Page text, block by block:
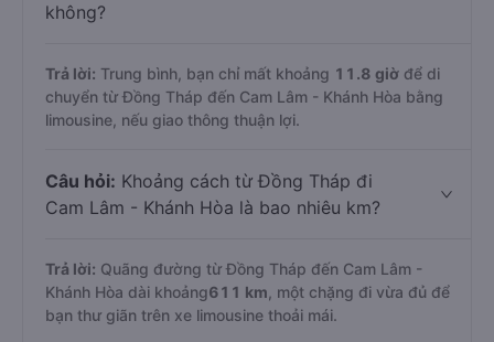
không?
Trả lời: Trung bình, bạn chỉ mất khoảng 11.8 giờ để di
chuyển từ Đồng Tháp đến Cam Lâm - Khánh Hòa bằng
limousine, nếu giao thông thuận lợi.
Câu hỏi: Khoảng cách từ Đồng Tháp đi
Cam Lâm - Khánh Hòa là bao nhiêu km?
Trả lời: Quãng đường từ Đồng Tháp đến Cam Lâm -
Khánh Hòa dài khoảng611 km , một chặng đi vừa đủ để
bạn thư giãn trên xe limousine thoải mái.